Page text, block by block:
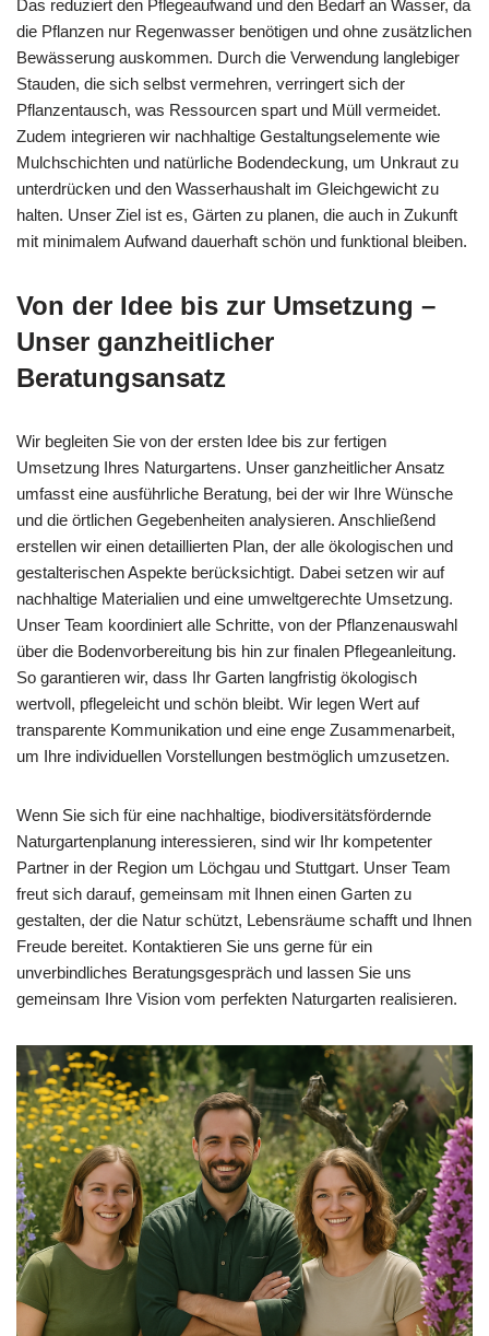
Das reduziert den Pflegeaufwand und den Bedarf an Wasser, da
die Pflanzen nur Regenwasser benötigen und ohne zusätzlichen
Bewässerung auskommen. Durch die Verwendung langlebiger
Stauden, die sich selbst vermehren, verringert sich der
Pflanzentausch, was Ressourcen spart und Müll vermeidet.
Zudem integrieren wir nachhaltige Gestaltungselemente wie
Mulchschichten und natürliche Bodendeckung, um Unkraut zu
unterdrücken und den Wasserhaushalt im Gleichgewicht zu
halten. Unser Ziel ist es, Gärten zu planen, die auch in Zukunft
mit minimalem Aufwand dauerhaft schön und funktional bleiben.
Von der Idee bis zur Umsetzung –
Unser ganzheitlicher
Beratungsansatz
Wir begleiten Sie von der ersten Idee bis zur fertigen
Umsetzung Ihres Naturgartens. Unser ganzheitlicher Ansatz
umfasst eine ausführliche Beratung, bei der wir Ihre Wünsche
und die örtlichen Gegebenheiten analysieren. Anschließend
erstellen wir einen detaillierten Plan, der alle ökologischen und
gestalterischen Aspekte berücksichtigt. Dabei setzen wir auf
nachhaltige Materialien und eine umweltgerechte Umsetzung.
Unser Team koordiniert alle Schritte, von der Pflanzenauswahl
über die Bodenvorbereitung bis hin zur finalen Pflegeanleitung.
So garantieren wir, dass Ihr Garten langfristig ökologisch
wertvoll, pflegeleicht und schön bleibt. Wir legen Wert auf
transparente Kommunikation und eine enge Zusammenarbeit,
um Ihre individuellen Vorstellungen bestmöglich umzusetzen.
Wenn Sie sich für eine nachhaltige, biodiversitätsfördernde
Naturgartenplanung interessieren, sind wir Ihr kompetenter
Partner in der Region um Löchgau und Stuttgart. Unser Team
freut sich darauf, gemeinsam mit Ihnen einen Garten zu
gestalten, der die Natur schützt, Lebensräume schafft und Ihnen
Freude bereitet. Kontaktieren Sie uns gerne für ein
unverbindliches Beratungsgespräch und lassen Sie uns
gemeinsam Ihre Vision vom perfekten Naturgarten realisieren.